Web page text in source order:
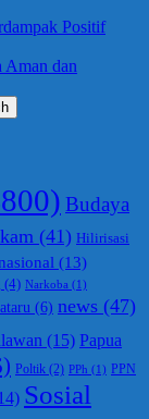
Positif
Aman dan
Budaya
(41) Hilirisasi
(13)
(4) Narkoba (1)
(6) news (47)
(15) Papua
Poltik (2) PPh (1) PPN
Sosial